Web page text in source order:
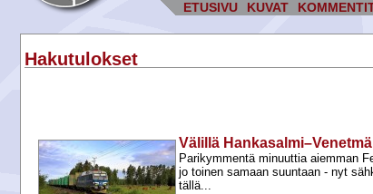
ETUSIVU KUVAT
Hakutulokset
Välillä
Parikymmentä minuuttia aiemman
jo toinen samaan suuntaan -​ nyt
tällä...